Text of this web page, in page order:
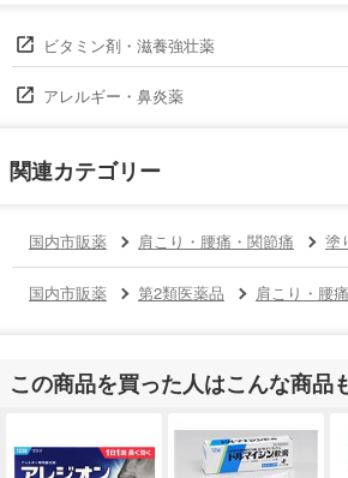
ビタミン剤・滋養強壮薬
アレルギー・鼻炎薬
関連カテゴリー
国内市販薬 肩こり・腰痛・関節痛 塗
国内市販薬 第2類医薬品 肩こり・腰
この商品を買った人はこんな商品